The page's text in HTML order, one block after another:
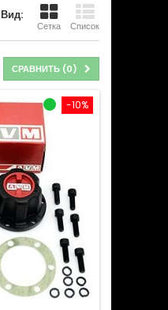
Вид:
Сетка Список
СРАВНИТЬ (0)
-10%